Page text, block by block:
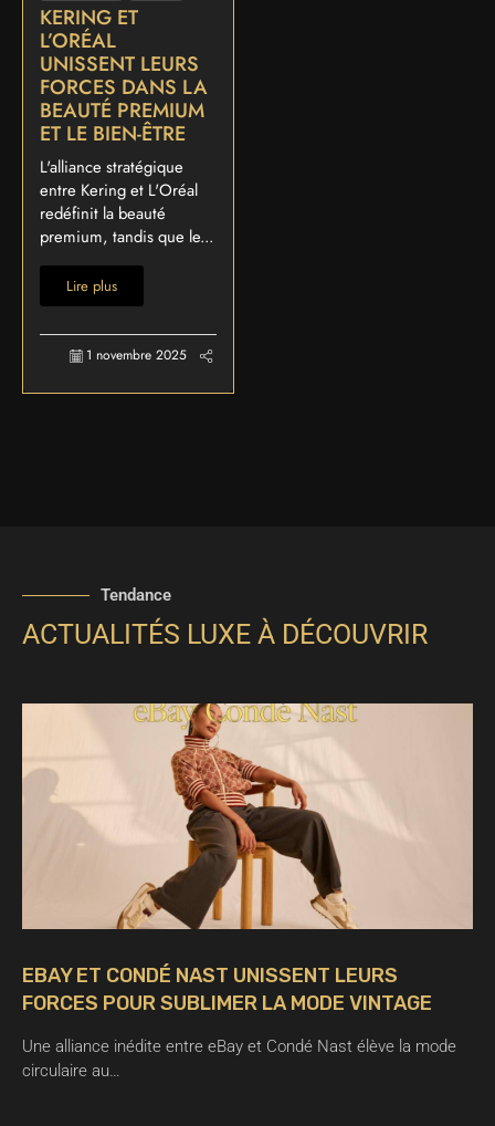
KERING ET
L’ORÉAL
UNISSENT LEURS
FORCES DANS LA
BEAUTÉ PREMIUM
ET LE BIEN-ÊTRE
L'alliance stratégique
entre Kering et L'Oréal
redéfinit la beauté
premium, tandis que le...
Lire plus
1 novembre 2025
Tendance
ACTUALITÉS LUXE À DÉCOUVRIR
EBAY ET CONDÉ NAST UNISSENT LEURS
FORCES POUR SUBLIMER LA MODE VINTAGE
Une alliance inédite entre eBay et Condé Nast élève la mode
circulaire au…